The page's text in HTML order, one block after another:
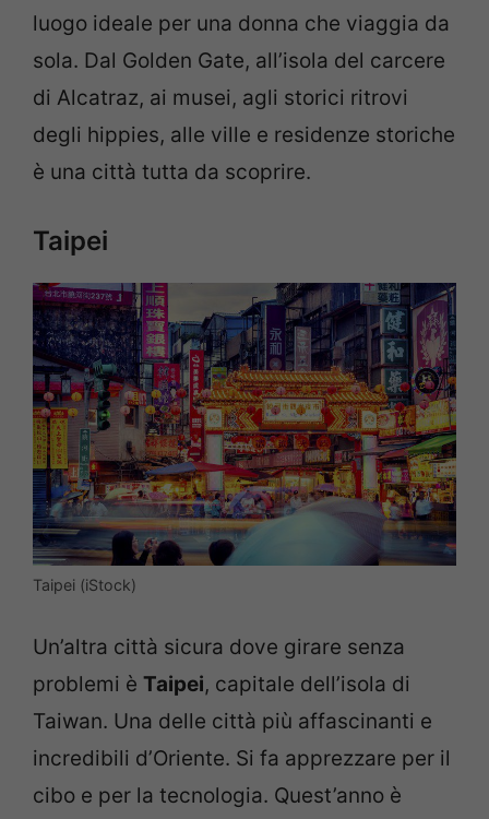
luogo ideale per una donna che viaggia da
sola. Dal Golden Gate, all’isola del carcere
di Alcatraz, ai musei, agli storici ritrovi
degli hippies, alle ville e residenze storiche
è una città tutta da scoprire.
Taipei
Taipei (iStock)
Un’altra città sicura dove girare senza
problemi è Taipei, capitale dell’isola di
Taiwan. Una delle città più affascinanti e
incredibili d’Oriente. Si fa apprezzare per il
cibo e per la tecnologia. Quest’anno è